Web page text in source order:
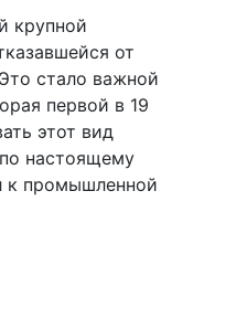
крупной
от
стало важной
первой в 19
этот вид
настоящему
к промышленной